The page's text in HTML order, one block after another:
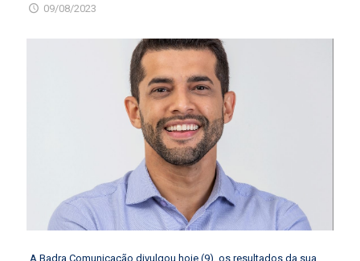
09/08/2023
A Badra Comunicação divulgou hoje (9), os resultados da sua